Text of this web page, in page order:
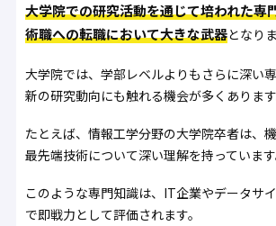
大学院での研究活動を通じて培われた専
術職への転職において大きな武器となりま
大学院では、学部レベルよりもさらに深い
新の研究動向にも触れる機会が多くあります
たとえば、情報工学分野の大学院卒者は、
最先端技術について深い理解を持っています
このような専門知識は、IT企業やデータサ
で即戦力として評価されます。